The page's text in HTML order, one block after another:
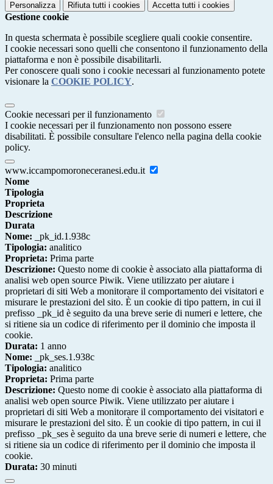
Personalizza Rifiuta tutti i cookies Accetta tutti i cookies
Gestione cookie
In questa schermata è possibile scegliere quali cookie consentire.
I cookie necessari sono quelli che consentono il funzionamento della
piattaforma e non è possibile disabilitarli.
Per conoscere quali sono i cookie necessari al funzionamento potete
visionare la COOKIE POLICY.
Cookie necessari per il funzionamento
I cookie necessari per il funzionamento non possono essere
disabilitati. È possibile consultare l'elenco nella pagina della cookie
policy.
www.iccampomoroneceranesi.edu.it
Nome
Tipologia
Proprieta
Descrizione
Durata
Nome: _pk_id.1.938c
Tipologia: analitico
Proprieta: Prima parte
Descrizione: Questo nome di cookie è associato alla piattaforma di
analisi web open source Piwik. Viene utilizzato per aiutare i
proprietari di siti Web a monitorare il comportamento dei visitatori e
misurare le prestazioni del sito. È un cookie di tipo pattern, in cui il
prefisso _pk_id è seguito da una breve serie di numeri e lettere, che
si ritiene sia un codice di riferimento per il dominio che imposta il
cookie.
Durata: 1 anno
Nome: _pk_ses.1.938c
Tipologia: analitico
Proprieta: Prima parte
Descrizione: Questo nome di cookie è associato alla piattaforma di
analisi web open source Piwik. Viene utilizzato per aiutare i
proprietari di siti Web a monitorare il comportamento dei visitatori e
misurare le prestazioni del sito. È un cookie di tipo pattern, in cui il
prefisso _pk_ses è seguito da una breve serie di numeri e lettere, che
si ritiene sia un codice di riferimento per il dominio che imposta il
cookie.
Durata: 30 minuti